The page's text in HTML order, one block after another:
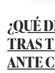
¿QUÉ
TRAS
ANTE